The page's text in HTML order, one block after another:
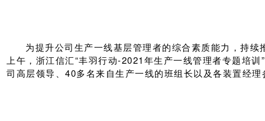
为提升公司生产一线基层管理者的综合素质能力，持
上午，浙江信汇“丰羽行动-2021年生产一线管理者专题培
司高层领导、40多名来自生产一线的班组长以及各装置经